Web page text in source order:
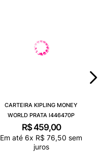
CARTEIRA KIPLING MONEY
WORLD PRATA I446470P
R$459,00
Em até 6x R$ 76,50 sem
juros